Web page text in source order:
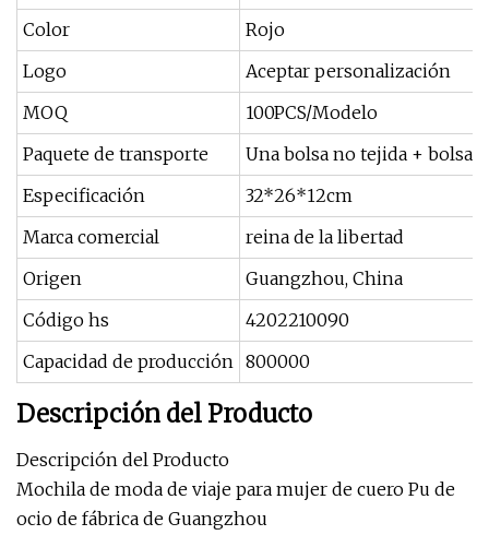
Color
Rojo
Logo
Aceptar personalización
MOQ
100PCS/Modelo
Paquete de transporte
Una bolsa no tejida + bolsa
Especificación
32*26*12cm
Marca comercial
reina de la libertad
Origen
Guangzhou, China
Código hs
4202210090
Capacidad de producción 800000
Descripción del Producto
Descripción del Producto
Mochila de moda de viaje para mujer de cuero Pu de
ocio de fábrica de Guangzhou